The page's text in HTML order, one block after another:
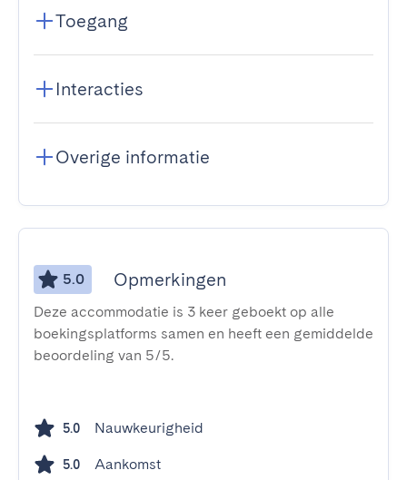
Toegang
Interacties
Overige informatie
5.0 Opmerkingen
Deze accommodatie is 3 keer geboekt op alle
boekingsplatforms samen en heeft een gemiddelde
beoordeling van 5/5.
5.0 Nauwkeurigheid
5.0 Aankomst